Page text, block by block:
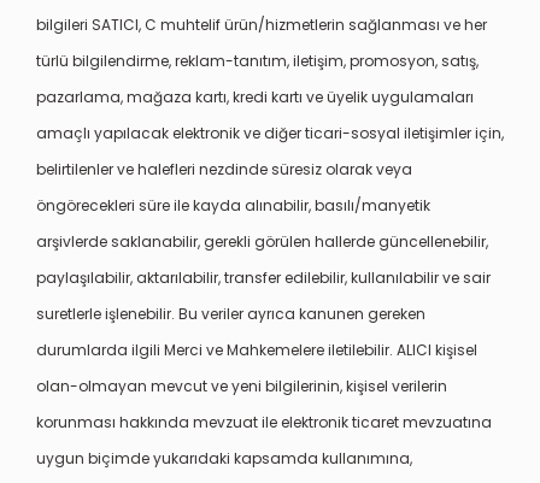
bilgileri SATICI, C muhtelif ürün/hizmetlerin sağlanması ve her
türlü bilgilendirme, reklam-tanıtım, iletişim, promosyon, satış,
pazarlama, mağaza kartı, kredi kartı ve üyelik uygulamaları
amaçlı yapılacak elektronik ve diğer ticari-sosyal iletişimler için,
belirtilenler ve halefleri nezdinde süresiz olarak veya
öngörecekleri süre ile kayda alınabilir, basılı/manyetik
arşivlerde saklanabilir, gerekli görülen hallerde güncellenebilir,
paylaşılabilir, aktarılabilir, transfer edilebilir, kullanılabilir ve sair
suretlerle işlenebilir. Bu veriler ayrıca kanunen gereken
durumlarda ilgili Merci ve Mahkemelere iletilebilir. ALICI kişisel
olan-olmayan mevcut ve yeni bilgilerinin, kişisel verilerin
korunması hakkında mevzuat ile elektronik ticaret mevzuatına
uygun biçimde yukarıdaki kapsamda kullanımına,